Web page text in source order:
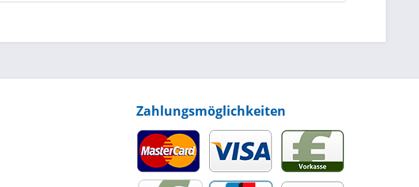
Zahlungsmöglichkeiten